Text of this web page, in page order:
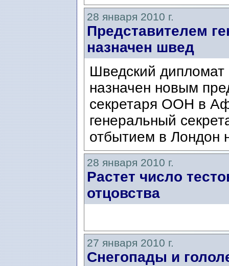
28 января 2010 г.
Представителем
назначен швед
Шведский
назначен новым
секретаря ООН в
генеральный
отбытием в Лондон
28 января 2010 г.
Растет число
отцовства
27 января 2010 г.
Снегопады и